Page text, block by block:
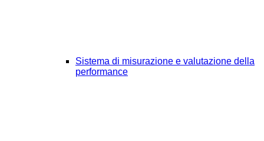
Sistema di misurazione e valutazione della
performance